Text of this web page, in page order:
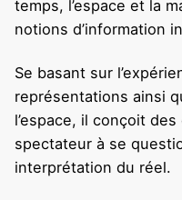
temps, l’espace et la
notions d’information
Se basant sur
représentations ainsi
l’espace, il conçoit
spectateur à se
interprétation du réel.